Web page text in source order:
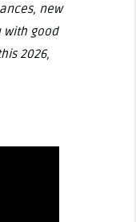
new
with good
2026,